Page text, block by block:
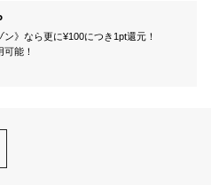
》なら更に¥100につき1pt還元！
能！